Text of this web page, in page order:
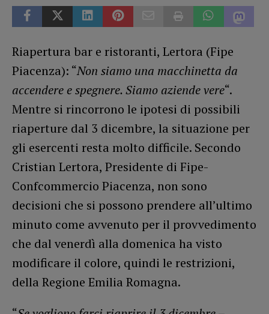
Riapertura bar e ristoranti, Lertora (Fipe
Piacenza): “Non siamo una macchinetta da
accendere e spegnere. Siamo aziende vere“.
Mentre si rincorrono le ipotesi di possibili
riaperture dal 3 dicembre, la situazione per
gli esercenti resta molto difficile. Secondo
Cristian Lertora, Presidente di Fipe-
Confcommercio Piacenza, non sono
decisioni che si possono prendere all’ultimo
minuto come avvenuto per il provvedimento
che dal venerdì alla domenica ha visto
modificare il colore, quindi le restrizioni,
della Regione Emilia Romagna.